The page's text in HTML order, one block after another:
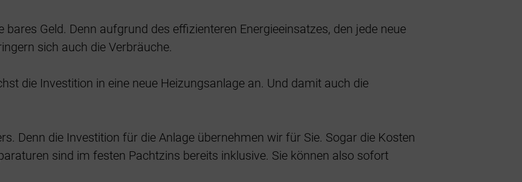
Geld. Denn aufgrund des effizienteren Energieeinsatzes, den jede neue
sich auch die Verbräuche.
die Investition in eine neue Heizungsanlage an. Und damit auch die
Denn die Investition für die Anlage übernehmen wir für Sie. Sogar die Kosten
sind im festen Pachtzins bereits inklusive. Sie können also sofort